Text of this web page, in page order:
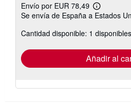
Envío por EUR 78,49
Más
información
las
tarifas
envío
Se envía de España a Estados
Cantidad disponible: 1 disponibles
Añadir al